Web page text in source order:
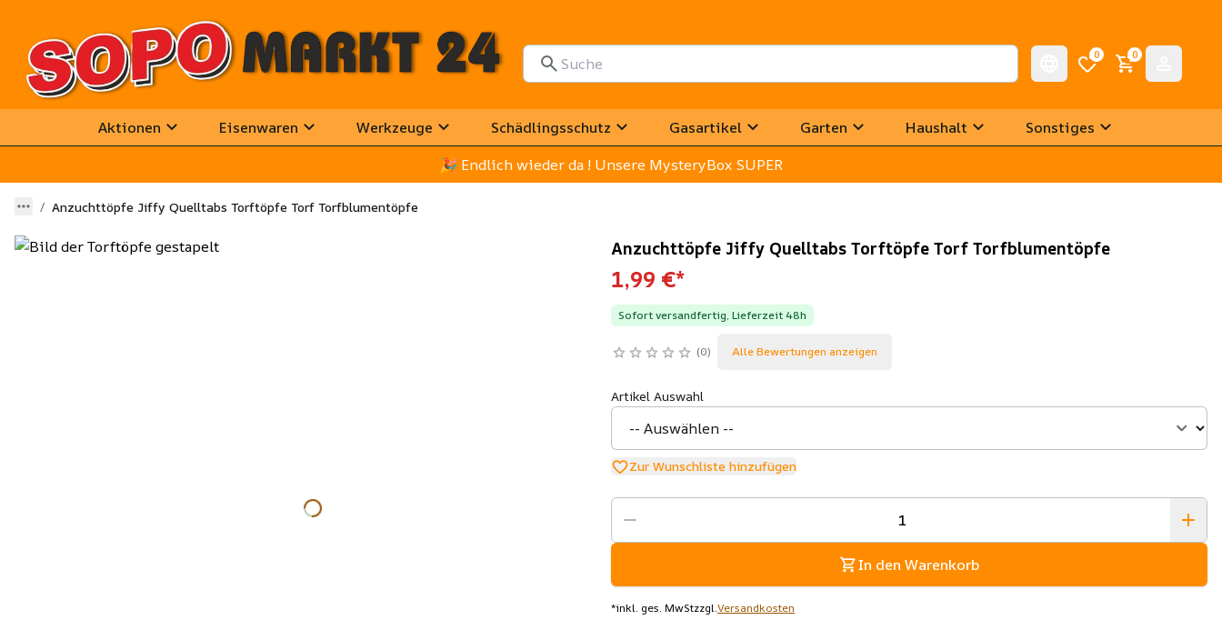
0 0
Aktionen Eisenwaren Werkzeuge Schädlingsschutz Gasartikel Garten Haushalt
Sonstiges
🎉 Endlich wieder da ! Unsere MysteryBox SUPER
Anzuchttöpfe Jiffy Quelltabs Torftöpfe Torf Torfblumentöpfe
Anzuchttöpfe Jiffy Quelltabs Torftöpfe Torf Torfblumentöpfe
1,99 €*
Sofort versandfertig, Lieferzeit 48h
0 Alle Bewertungen anzeigen
Artikel Auswahl
Zur Wunschliste hinzufügen
In den Warenkorb
*inkl. ges. MwStzzgl.Versandkosten